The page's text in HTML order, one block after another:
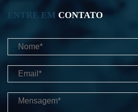
ENTRE EM CONTATO